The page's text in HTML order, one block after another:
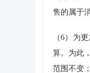
售的属于
（6）为
算。为此
范围不变